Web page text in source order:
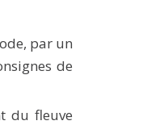
par un
de
du fleuve